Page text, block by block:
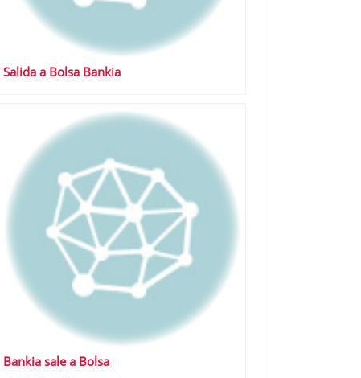
Salida a Bolsa Bankia
Bankia sale a Bolsa